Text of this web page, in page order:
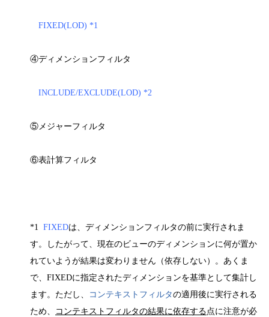
FIXED(LOD) *1
④ディメンションフィルタ
INCLUDE/EXCLUDE(LOD) *2
⑤メジャーフィルタ
⑥表計算フィルタ
*1 FIXEDは、ディメンションフィルタの前に実行されま
す。したがって、現在のビューのディメンションに何が置か
れていようが結果は変わりません（依存しない）。あくま
で、FIXEDに指定されたディメンションを基準として集計し
ます。ただし、
コンテキストフィルタの適用後に実行される
ため、
コンテキストフィルタの結果に依存する点に注意が必